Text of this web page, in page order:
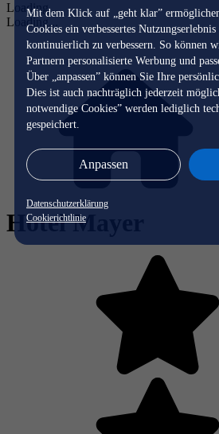
Mit dem Klick auf „geht klar”
Cookies ein verbessertes
kontinuierlich zu verbessern. So können
Partnern personalisierte Werbung und
Über „anpassen” können Sie Ihre
Dies ist auch nachträglich jederzeit
notwendige Cookies” werden lediglich
gespeichert.
Anpassen
Datenschutzerklärung
Cookierichtlinie
Loading...
Loading...
Hotel Mayer